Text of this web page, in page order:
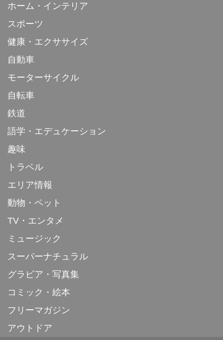
ホーム・インテリア
スポーツ
健康・エクササイズ
自動車
モーターサイクル
自転車
鉄道
語学・エデュケーション
趣味
トラベル
エリア情報
動物・ペット
TV・エンタメ
ミュージック
スーパーナチュラル
グラビア・写真集
コミック・絵本
フリーマガジン
アウトドア